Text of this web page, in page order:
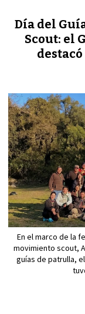
Día del
Scout: el
En el marco de la
movimiento scout,
guías de patrulla,